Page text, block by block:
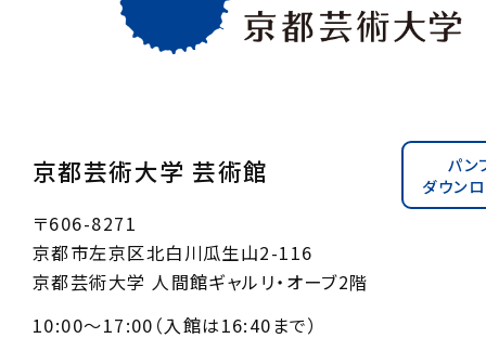
京都芸術大学 芸術館
パン
ダウン
〒606-8271
京都市左京区北白川瓜生山2-116
京都芸術大学 人間館ギャルリ・オーブ2階
10:00〜17:00（入館は16:40まで）